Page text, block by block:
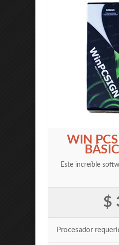
WIN
Este increíble
$
Procesador